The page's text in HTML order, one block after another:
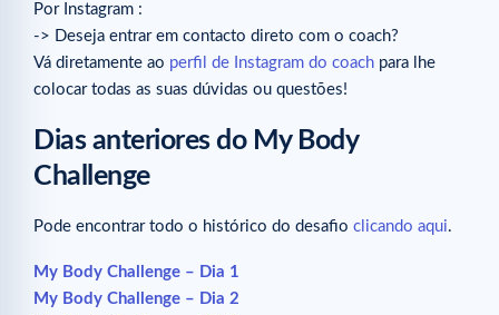
Por Instagram :
-> Deseja entrar em contacto direto com o coach?
Vá diretamente ao perfil de Instagram do coach para lhe
colocar todas as suas dúvidas ou questões!
Dias anteriores do My Body
Challenge
Pode encontrar todo o histórico do desafio clicando aqui.
My Body Challenge – Dia 1
My Body Challenge – Dia 2